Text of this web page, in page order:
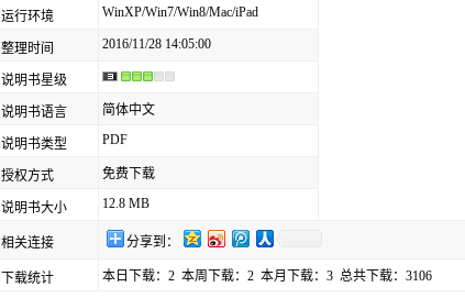
运行环境 WinXP/Win7/Win8/Mac/iPad
整理时间 2016/11/28 14:05:00
说明书星级
说明书语言 简体中文
说明书类型 PDF
授权方式 免费下载
说明书大小 12.8 MB
相关连接 分享到：
下载统计 本日下载：2 本周下载：2 本月下载：3 总共下载：3106